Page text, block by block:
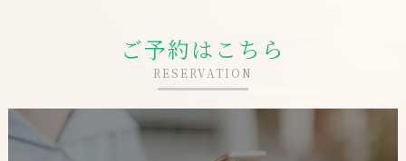
ご予約はこちら
RESERVATION